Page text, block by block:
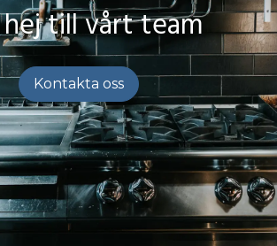
till vårt team
Kontakta oss